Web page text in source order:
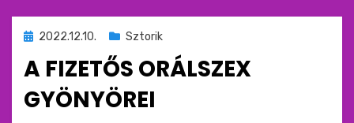
Beküldve
:
2022.12.10. Sztorik
A FIZETŐS ORÁLSZEX
GYÖNYÖREI